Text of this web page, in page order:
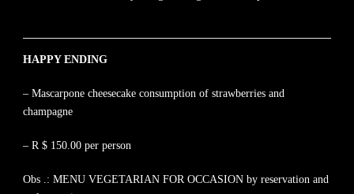
HAPPY ENDING
– Mascarpone cheesecake consumption of strawberries and
champagne
– R $ 150.00 per person
Obs .: MENU VEGETARIAN FOR OCCASION by reservation and